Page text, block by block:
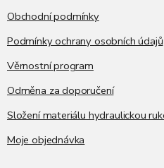
Obchodní podmínky
Podmínky ochrany osobních údajů
Věrnostní program
Odměna za doporučení
Složení materiálu hydraulickou
Moje objednávka